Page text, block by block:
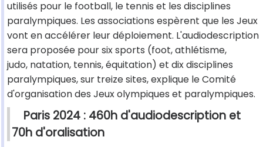
utilisés pour le football, le tennis et les disciplines
paralympiques. Les associations espèrent que les Jeux
vont en accélérer leur déploiement. L'audiodescription
sera proposée pour six sports (foot, athlétisme,
judo, natation, tennis, équitation) et dix disciplines
paralympiques, sur treize sites, explique le Comité
d'organisation des Jeux olympiques et paralympiques.
Paris 2024 : 460h d'audiodescription et
70h d'oralisation